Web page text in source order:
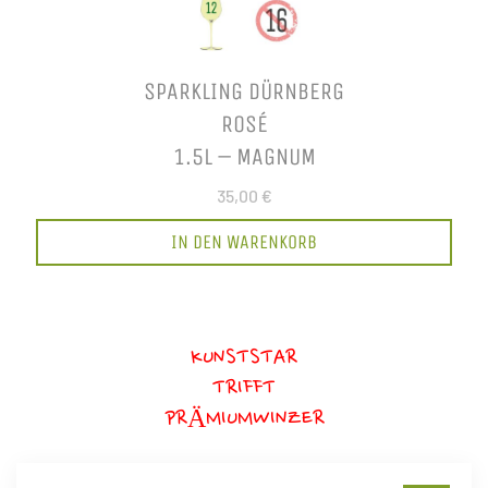
SPARKLING DÜRNBERG
ROSÉ
1.5L – MAGNUM
35,00 €
IN DEN WARENKORB
KUNSTSTAR
TRIFFT
PRÄMIUMWINZER